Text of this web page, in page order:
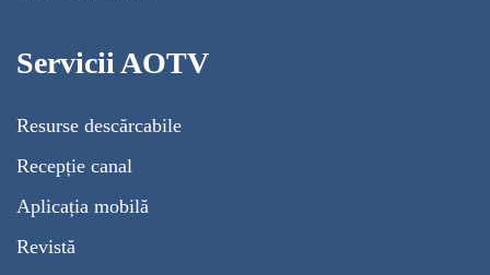
Servicii AOTV
Resurse descărcabile
Recepție canal
Aplicația mobilă
Revistă